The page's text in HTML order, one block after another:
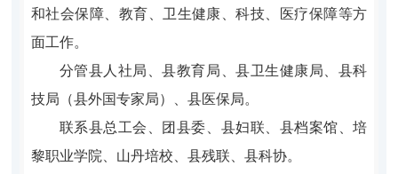
和社会保障、教育、卫生健康、科技、医疗保障等方
面工作。
分管县人社局、县教育局、县卫生健康局、县科
技局（县外国专家局）、县医保局。
联系县总工会、团县委、县妇联、县档案馆、培
黎职业学院、山丹培校、县残联、县科协。